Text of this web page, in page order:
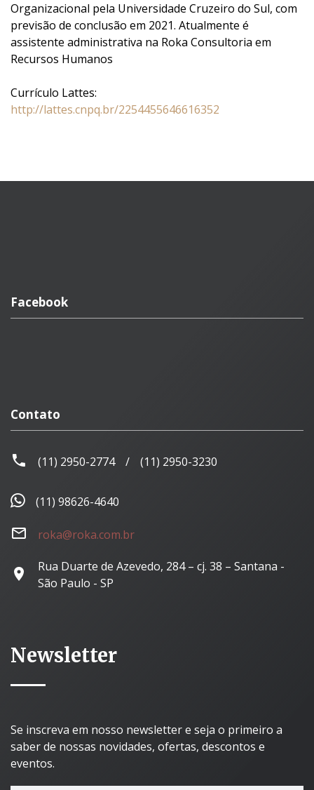
Organizacional pela Universidade Cruzeiro do Sul, com
previsão de conclusão em 2021. Atualmente é
assistente administrativa na Roka Consultoria em
Recursos Humanos
Currículo Lattes:
http://lattes.cnpq.br/2254455646616352
Facebook
Contato
(11) 2950-2774 / (11) 2950-3230
(11) 98626-4640
roka@roka.com.br
Rua Duarte de Azevedo, 284 – cj. 38 – Santana -
São Paulo - SP
Newsletter
Se inscreva em nosso newsletter e seja o primeiro a
saber de nossas novidades, ofertas, descontos e
eventos.